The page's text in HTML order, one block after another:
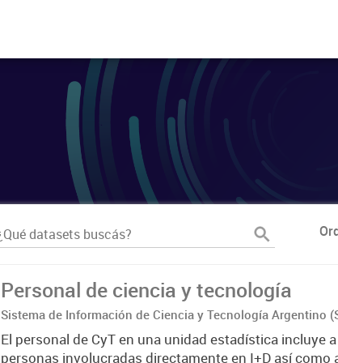
Personal de ciencia y tecnología
Sistema de Información de Ciencia y Tecnología Argentino
El personal de CyT en una unidad estadística incluye
personas involucradas directamente en I+D así como